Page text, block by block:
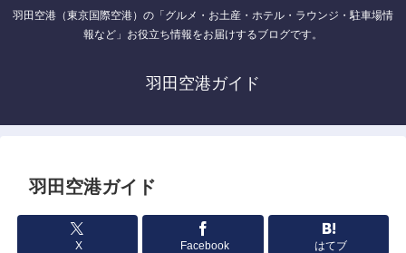
羽田空港（東京国際空港）の「グルメ・お土産・ホテル・ラウンジ・駐車場情
報など」お役立ち情報をお届けするブログです。
羽田空港ガイド
羽田空港ガイド
X Facebook はてブ